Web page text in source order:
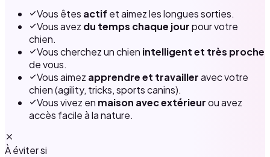
Vous êtes actif et aimez les longues sorties.
Vous avez du temps chaque jourpour votre
chien.
Vous cherchez un chien intelligent et très proche
de vous.
Vous aimez apprendre et travailleravec votre
chien (agility, tricks, sports canins).
Vous vivez en maison avec extérieurou avez
accès facile à la nature.
À éviter si